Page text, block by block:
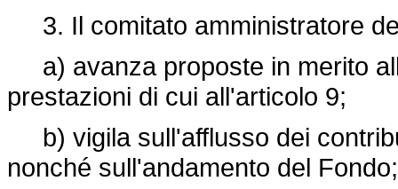
3. Il comitato amministratore
a) avanza proposte in merito
prestazioni di cui all'articolo 9;
b) vigila sull'afflusso dei
nonché sull'andamento del Fondo;